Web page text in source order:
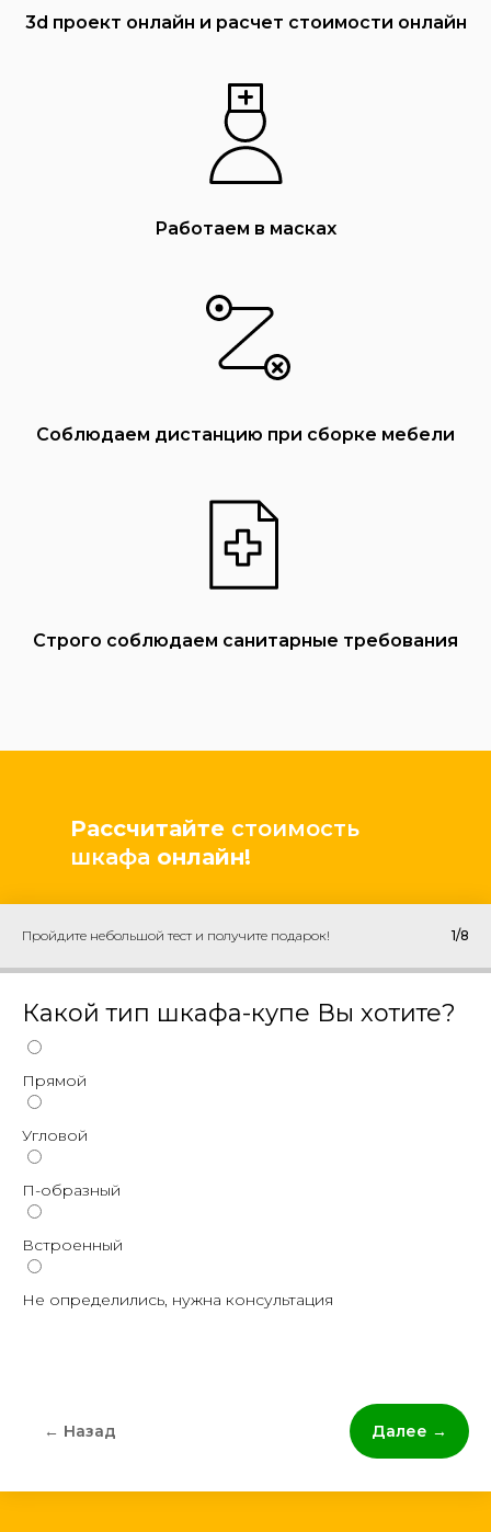
3d проект онлайн и расчет стоимости онлайн
Работаем в масках
Соблюдаем дистанцию при сборке мебели
Строго соблюдаем санитарные требования
Рассчитайте стоимость
шкафа онлайн!
Пройдите небольшой тест и получите подарок! 1/8
Какой тип шкафа-купе Вы хотите?
Прямой
Угловой
П-образный
Встроенный
Не определились, нужна консультация
← Назад Далее →